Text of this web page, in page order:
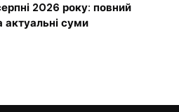
2026 року: повний
актуальні суми